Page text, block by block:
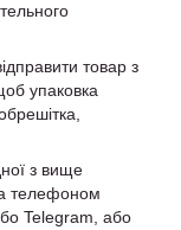
товар з
упаковка
з вище
телефоном
Telegram, або